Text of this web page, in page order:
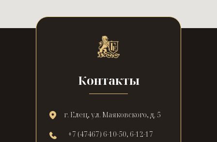
Контакты
г. Елец, ул. Маяковского, д. 5
+7 (47467) 6-10-50, 6-12-17